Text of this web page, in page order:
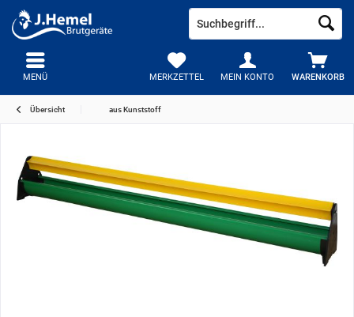
WARENKORB
MERKZETTEL MEIN KONTO
MENÜ
Übersicht aus Kunststoff